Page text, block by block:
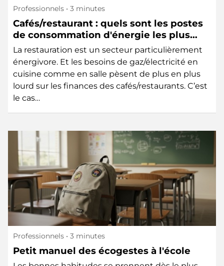
Professionnels • 3 minutes
Cafés/restaurant : quels sont les postes
de consommation d'énergie les plus
gourmands ?
La restauration est un secteur particulièrement
énergivore. Et les besoins de gaz/électricité en
cuisine comme en salle pèsent de plus en plus
lourd sur les finances des cafés/restaurants. C’est
le cas…
Professionnels • 3 minutes
Petit manuel des écogestes à l'école